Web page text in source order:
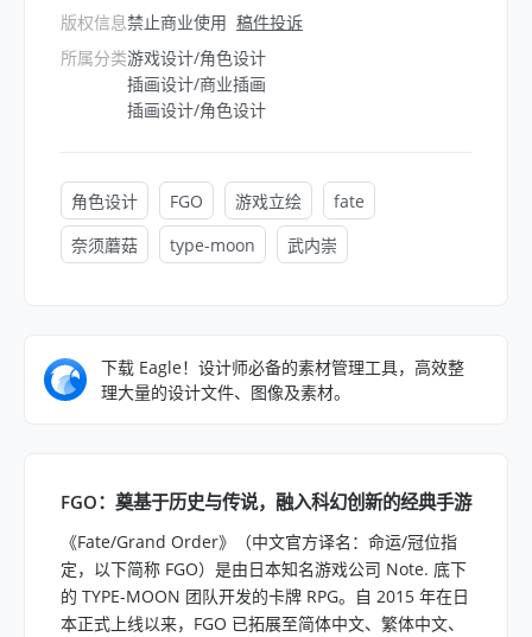
版权信息
所属分类
禁止商业使用 稿件投诉
游戏设计/角色设计
插画设计/商业插画
插画设计/角色设计
角色设计 FGO 游戏立绘
fate
奈须蘑菇
type-moon 武内崇
下载 Eagle！设计师必备的素材管理工具，高效整
理大量的设计文件、图像及素材。
FGO：奠基于历史与传说，融入科幻创新的经典手游
《Fate/Grand Order》（中文官方译名：命运/冠位指
定，以下简称 FGO）是由日本知名游戏公司 Note. 底下
的 TYPE-MOON 团队开发的卡牌 RPG。自 2015 年在日
本正式上线以来，FGO 已拓展至简体中文、繁体中文、